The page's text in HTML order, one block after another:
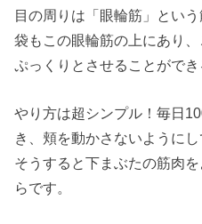
目の周りは「眼輪筋」とい
袋もこの眼輪筋の上にあり
ぷっくりとさせることができ
やり方は超シンプル！毎日
き、頬を動かさないように
そうすると下まぶたの筋肉
らです。